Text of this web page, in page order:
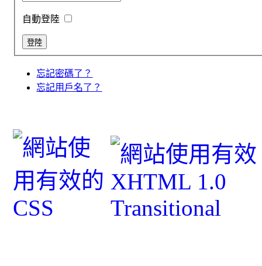
自動登陸
忘記密碼了？
忘記用戶名了？